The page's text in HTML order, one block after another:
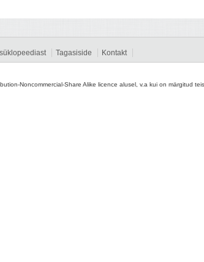
Tagasiside Kontakt
Noncommercial-Share Alike licence alusel, v.a kui on märgitud